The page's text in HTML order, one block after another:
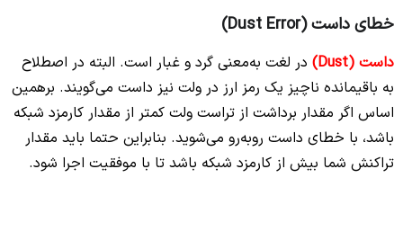
خطای داست (Dust Error)
داست (Dust)
در لغت به‌معنی گرد و غبار است. البته در اصطلاح
به باقیمانده ناچیز یک رمز ارز در ولت نیز داست می‌گویند. برهمین
اساس اگر مقدار برداشت از تراست ولت کمتر از مقدار کارمزد شبکه
باشد، با خطای داست روبه‌رو می‌شوید. بنابراین حتما باید مقدار
تراکنش شما بیش از کارمزد شبکه باشد تا با موفقیت اجرا شود.